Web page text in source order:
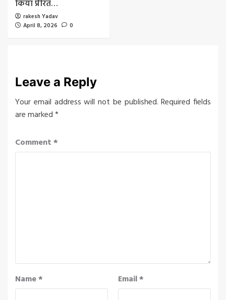
किया प्रेरित…
rakesh Yadav
April 8, 2026
0
Leave a Reply
Your email address will not be published. Required fields
are marked*
Comment*
Name* Email*